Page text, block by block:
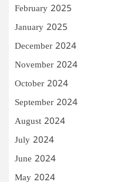
February 2025
January 2025
December 2024
November 2024
October 2024
September 2024
August 2024
July 2024
June 2024
May 2024